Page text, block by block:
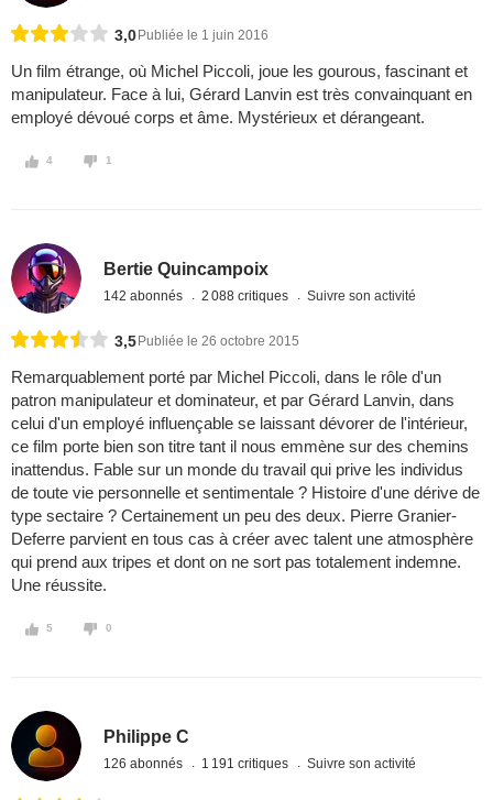
3,0 Publiée le 1 juin 2016
Un film étrange, où Michel Piccoli, joue les gourous, fascinant et
manipulateur. Face à lui, Gérard Lanvin est très convainquant en
employé dévoué corps et âme. Mystérieux et dérangeant.
4 1
Bertie Quincampoix
142 abonnés 2 088 critiques Suivre son activité
3,5 Publiée le 26 octobre 2015
Remarquablement porté par Michel Piccoli, dans le rôle d'un
patron manipulateur et dominateur, et par Gérard Lanvin, dans
celui d'un employé influençable se laissant dévorer de l'intérieur,
ce film porte bien son titre tant il nous emmène sur des chemins
inattendus. Fable sur un monde du travail qui prive les individus
de toute vie personnelle et sentimentale ? Histoire d'une dérive de
type sectaire ? Certainement un peu des deux. Pierre Granier-
Deferre parvient en tous cas à créer avec talent une atmosphère
qui prend aux tripes et dont on ne sort pas totalement indemne.
Une réussite.
5 0
Philippe C
126 abonnés 1 191 critiques Suivre son activité